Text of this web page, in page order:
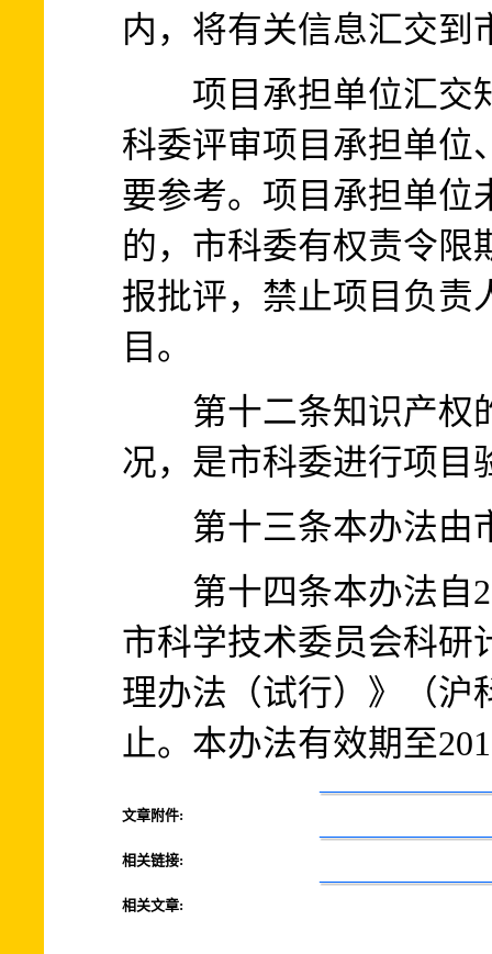
内，将有关信息汇交到
项目承担单位汇交
科委评审项目承担单位
要参考。项目承担单位
的，市科委有权责令限
报批评，禁止项目负责
目。
第十二条知识产权
况，是市科委进行项目
第十三条本办法由
第十四条本办法自
市科学技术委员会科研
理办法（试行）》（沪
止。本办法有效期至
文章附件:
相关链接:
相关文章: